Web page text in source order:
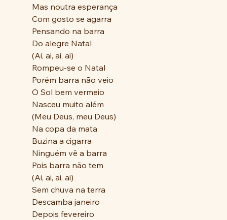
Mas noutra esperança
Com gosto se agarra
Pensando na barra
Do alegre Natal
(Ai, ai, ai, ai)
Rompeu-se o Natal
Porém barra não veio
O Sol bem vermeio
Nasceu muito além
(Meu Deus, meu Deus)
Na copa da mata
Buzina a cigarra
Ninguém vê a barra
Pois barra não tem
(Ai, ai, ai, ai)
Sem chuva na terra
Descamba janeiro
Depois fevereiro